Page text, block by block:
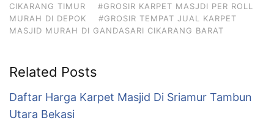
CIKARANG TIMUR
#GROSIR KARPET MASJDI PER ROLL
MURAH DI DEPOK
#GROSIR TEMPAT JUAL KARPET
MASJID MURAH DI GANDASARI CIKARANG BARAT
Related Posts
Daftar Harga Karpet Masjid Di Sriamur Tambun
Utara Bekasi